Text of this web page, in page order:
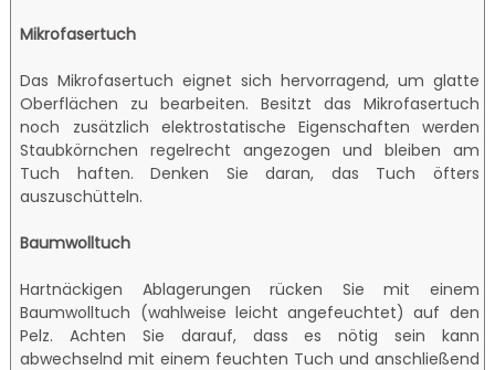
Mikrofasertuch
Das Mikrofasertuch eignet sich hervorragend, um glatte
Oberflächen zu bearbeiten. Besitzt das Mikrofasertuch
noch zusätzlich elektrostatische Eigenschaften werden
Staubkörnchen regelrecht angezogen und bleiben am
Tuch haften. Denken Sie daran, das Tuch öfters
auszuschütteln.
Baumwolltuch
Hartnäckigen Ablagerungen rücken Sie mit einem
Baumwolltuch (wahlweise leicht angefeuchtet) auf den
Pelz. Achten Sie darauf, dass es nötig sein kann
abwechselnd mit einem feuchten Tuch und anschließend